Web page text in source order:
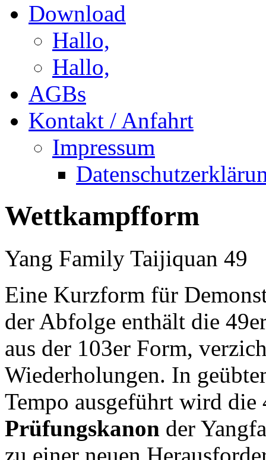
Download
Hallo,
Hallo,
AGBs
Kontakt / Anfahrt
Impressum
Wettkampfform
Yang Family Taijiquan 49
Eine Kurzform für
der Abfolge enthält die
aus der 103er Form,
Wiederholungen. In
Tempo ausgeführt wird
Prüfungskanon der
zu einer neuen